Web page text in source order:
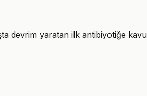
devrim yaratan ilk antibiyotiğe